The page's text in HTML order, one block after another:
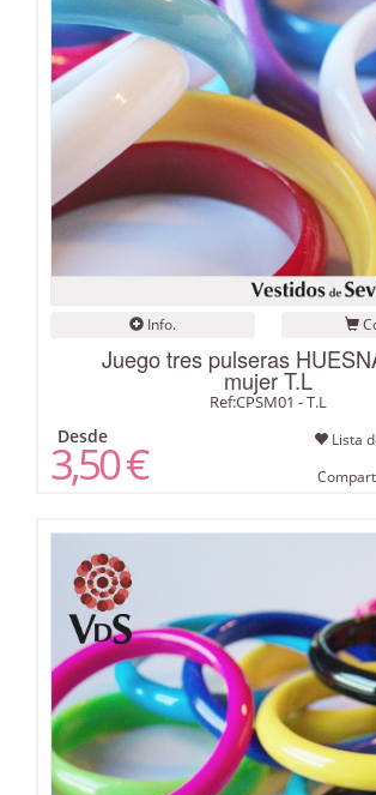
Info.
Juego tres pulseras
mujer T.L
Ref:CPSM01 - T.L
Desde Lista
3,50 €